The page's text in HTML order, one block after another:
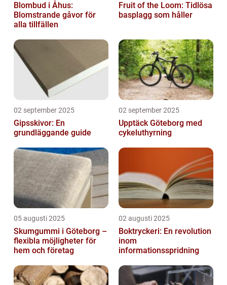
Blombud i Åhus:
Blomstrande gåvor för
alla tillfällen
Fruit of the Loom: Tidlösa
basplagg som håller
02 september 2025
Gipsskivor: En
grundläggande guide
02 september 2025
Upptäck Göteborg med
cykeluthyrning
05 augusti 2025
Skumgummi i Göteborg –
flexibla möjligheter för
hem och företag
02 augusti 2025
Boktryckeri: En revolution
inom
informationsspridning